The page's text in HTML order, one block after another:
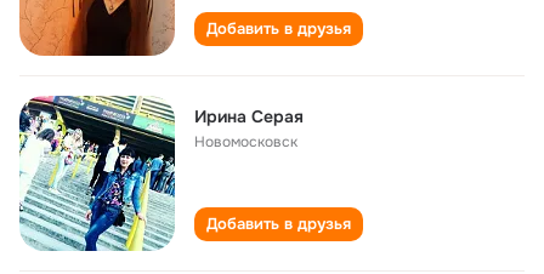
Добавить в друзья
Ирина Серая
Новомосковск
Добавить в друзья